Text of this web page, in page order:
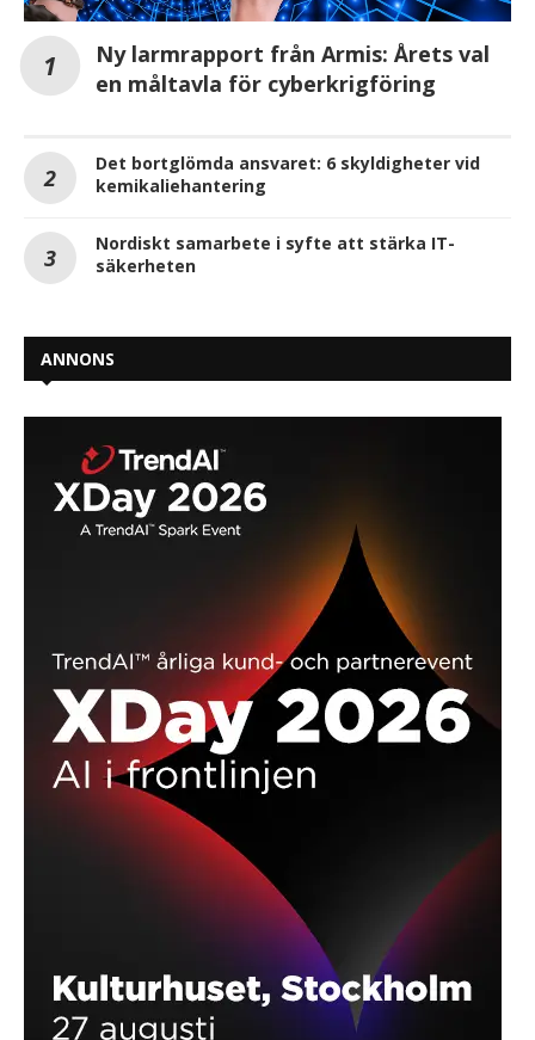
Ny larmrapport från Armis: Årets val
en måltavla för cyberkrigföring
Det bortglömda ansvaret: 6 skyldigheter vid
kemikaliehantering
Nordiskt samarbete i syfte att stärka IT-
säkerheten
ANNONS